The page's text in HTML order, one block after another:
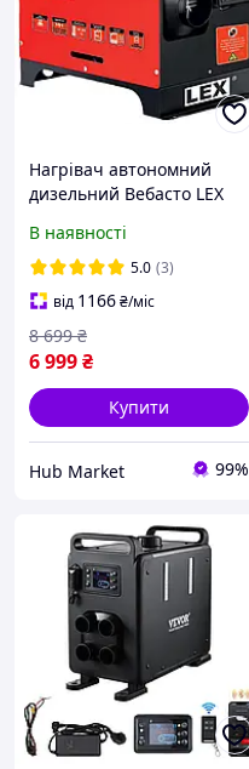
Нагрівач автономний
дизельний Вебасто LEX
В наявності
5.0 (3)
від 1166₴/міс
6 999₴
8 699 ₴
Купити
Hub Market 99%